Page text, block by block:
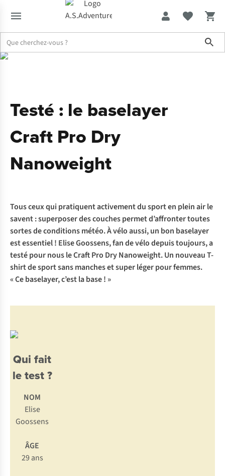
Testé : le baselayer
Craft Pro Dry
Nanoweight
Tous ceux qui pratiquent activement du sport en plein air le
savent : superposer des couches permet d’affronter toutes
sortes de conditions météo. À vélo aussi, un bon baselayer
est essentiel ! Elise Goossens, fan de vélo depuis toujours, a
testé pour nous le Craft Pro Dry Nanoweight. Un nouveau T-
shirt de sport sans manches et super léger pour femmes.
« Ce baselayer, c’est la base ! »
Qui fait
le test ?
NOM
Elise
Goossens
ÂGE
29 ans